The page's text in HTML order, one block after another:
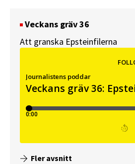
Veckans gräv 36
Att granska Epsteinfilerna
Fler avsnitt